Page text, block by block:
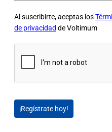
Al suscribirte, aceptas los
de privacidad de Voltimum
¡Regístrate hoy!